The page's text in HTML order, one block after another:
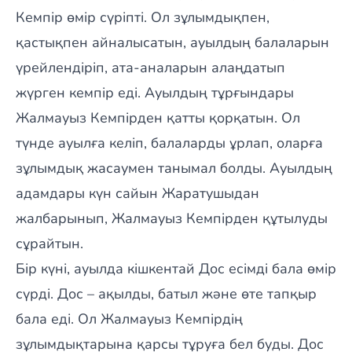
Кемпір өмір сүріпті. Ол зұлымдықпен,
қастықпен айналысатын, ауылдың балаларын
үрейлендіріп, ата-аналарын алаңдатып
жүрген кемпір еді. Ауылдың тұрғындары
Жалмауыз Кемпірден қатты қорқатын. Ол
түнде ауылға келіп, балаларды ұрлап, оларға
зұлымдық жасаумен танымал болды. Ауылдың
адамдары күн сайын Жаратушыдан
жалбарынып, Жалмауыз Кемпірден құтылуды
сұрайтын.
Бір күні, ауылда кішкентай Дос есімді бала өмір
сүрді. Дос – ақылды, батыл және өте тапқыр
бала еді. Ол Жалмауыз Кемпірдің
зұлымдықтарына қарсы тұруға бел буды. Дос